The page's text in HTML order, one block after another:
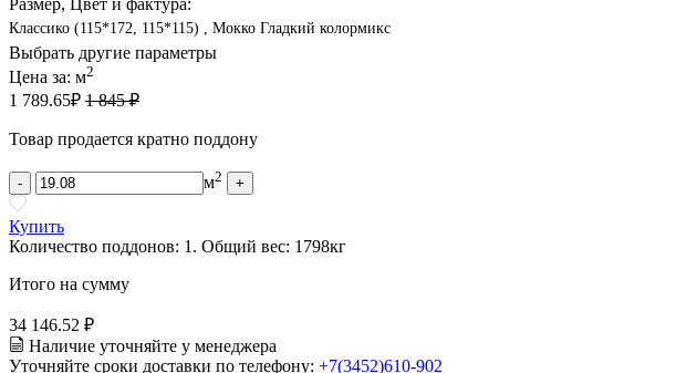
Классико (115*172, 115*115) , Мокко Гладкий колормикс
Выбрать другие параметры
Цена за: м2
1 789.65₽ 1 845 ₽
Товар продается кратно поддону
- м2 +
Купить
Количество поддонов: 1 . Общий вес: 1798кг
Итого на сумму
34 146.52 ₽
Наличие уточняйте у менеджера
Уточняйте сроки доставки по телефону: +7(3452)610-902